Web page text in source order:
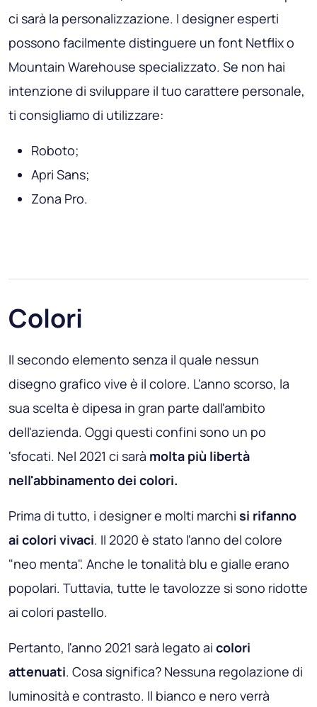
ci sarà la personalizzazione. I designer esperti
possono facilmente distinguere un font Netflix o
Mountain Warehouse specializzato. Se non hai
intenzione di sviluppare il tuo carattere personale,
ti consigliamo di utilizzare:
Roboto;
Apri Sans;
Zona Pro.
Colori
Il secondo elemento senza il quale nessun
disegno grafico vive è il colore. L'anno scorso, la
sua scelta è dipesa in gran parte dall'ambito
dell'azienda. Oggi questi confini sono un po
'sfocati. Nel 2021 ci sarà molta più libertà
nell'abbinamento dei colori.
Prima di tutto, i designer e molti marchi si rifanno
ai colori vivaci. Il 2020 è stato l'anno del colore
"neo menta". Anche le tonalità blu e gialle erano
popolari. Tuttavia, tutte le tavolozze si sono ridotte
ai colori pastello.
Pertanto, l'anno 2021 sarà legato ai colori
attenuati. Cosa significa? Nessuna regolazione di
luminosità e contrasto. Il bianco e nero verrà